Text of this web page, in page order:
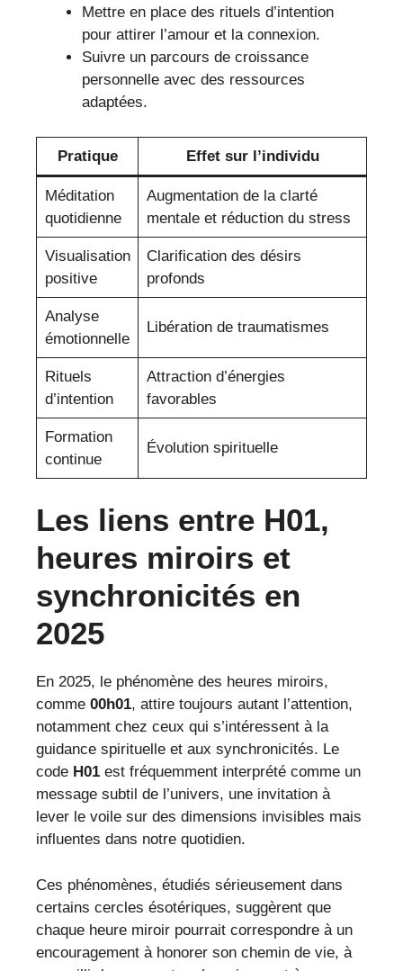
Mettre en place des rituels d’intention
pour attirer l’amour et la connexion.
Suivre un parcours de croissance
personnelle avec des ressources
adaptées.
Pratique Effet sur l’individu
Méditation
quotidienne
Augmentation de la clarté
mentale et réduction du stress
Visualisation
positive
Clarification des désirs
profonds
Analyse
émotionnelle
Libération de traumatismes
Rituels
d’intention
Attraction d’énergies
favorables
Formation
continue
Évolution spirituelle
Les liens entre H01,
heures miroirs et
synchronicités en
2025
En 2025, le phénomène des heures miroirs,
comme 00h01, attire toujours autant l’attention,
notamment chez ceux qui s’intéressent à la
guidance spirituelle et aux synchronicités. Le
code H01 est fréquemment interprété comme un
message subtil de l’univers, une invitation à
lever le voile sur des dimensions invisibles mais
influentes dans notre quotidien.
Ces phénomènes, étudiés sérieusement dans
certains cercles ésotériques, suggèrent que
chaque heure miroir pourrait correspondre à un
encouragement à honorer son chemin de vie, à